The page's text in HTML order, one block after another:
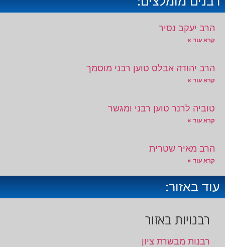
הרב יעקב נסיר
קרא עוד »
הרב יהודה אבלס טוען רבני מוסמך
קרא עוד »
טוביה לרנר טוען רבני ומגשר
קרא עוד »
הרב מאיר שטרית
קרא עוד »
עוד באזור:
רבנויות באזור
רבנות מבשרת ציון